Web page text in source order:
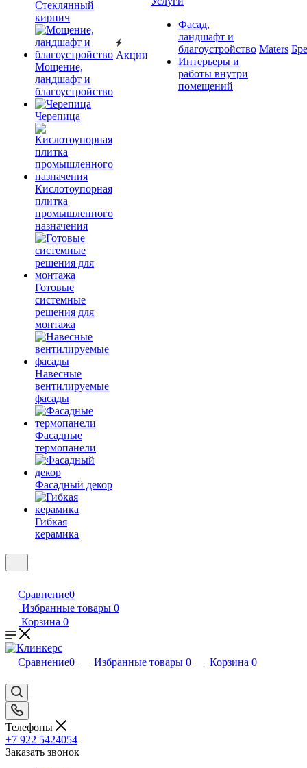
Cтеклянный
кирпич
Мощение,
ландшафт и
благоустройство
Черепица
Кислотоупорная
плитка
промышленного
назначения
Готовые
системные
решения для
монтажа
Навесные
вентилируемые
фасады
Фасадные
термопанели
Фасадный декор
Гибкая
керамика
Акции
Фасад,
ландшафт и
благоустройство
Интерьеры и
работы внутри
помещений
Maters
Сравнение0
Избранные товары 0
Корзина 0
Сравнение0 Избранные товары 0 Корзина 0
Телефоны
+7 922 5424054
Заказать звонок